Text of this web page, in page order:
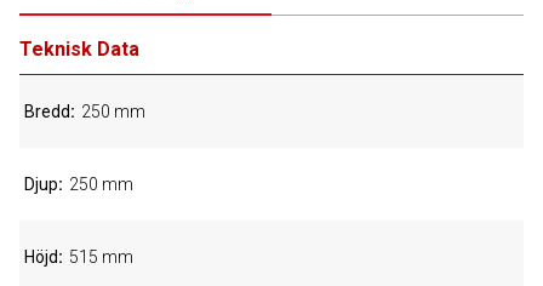
Teknisk Data
Bredd 250 mm
Djup 250 mm
Höjd 515 mm